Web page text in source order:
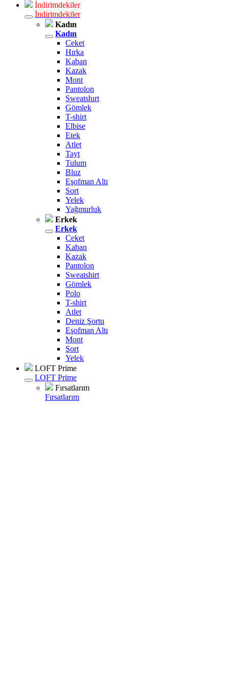
İndirimdekiler
İndirimdekiler
Kadın
Kadın
Ceket
Hırka
Kaban
Kazak
Mont
Pantolon
Sweatshırt
Gömlek
T-shirt
Elbise
Etek
Atlet
Tayt
Tulum
Bluz
Eşofman Altı
Şort
Yelek
Yağmurluk
Erkek
Erkek
Ceket
Kaban
Kazak
Pantolon
Sweatshirt
Gömlek
Polo
T-shirt
Atlet
Deniz Şortu
Eşofman Altı
Mont
Şort
Yelek
LOFT Prime
LOFT Prime
Fırsatlarım
Fırsatlarım